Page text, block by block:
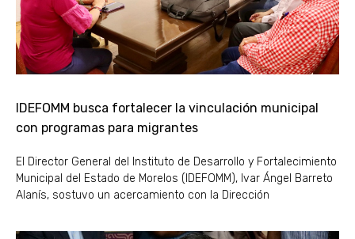
IDEFOMM busca fortalecer la vinculación municipal
con programas para migrantes
El Director General del Instituto de Desarrollo y Fortalecimiento
Municipal del Estado de Morelos (IDEFOMM), Ivar Ángel Barreto
Alanís, sostuvo un acercamiento con la Dirección